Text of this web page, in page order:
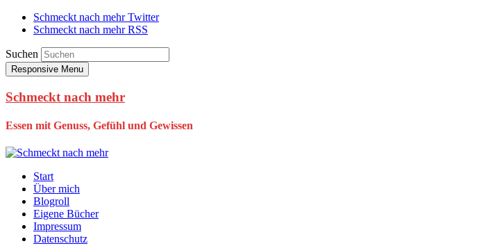
Schmeckt nach mehr Twitter
Schmeckt nach mehr RSS
Suchen
Responsive Menu
Schmeckt nach mehr
Essen mit Genuss, Gefühl und Gewissen
Start
Über mich
Blogroll
Eigene Bücher
Impressum
Datenschutz